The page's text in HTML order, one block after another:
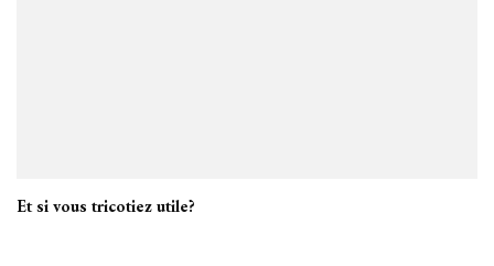
Et si vous tricotiez utile?